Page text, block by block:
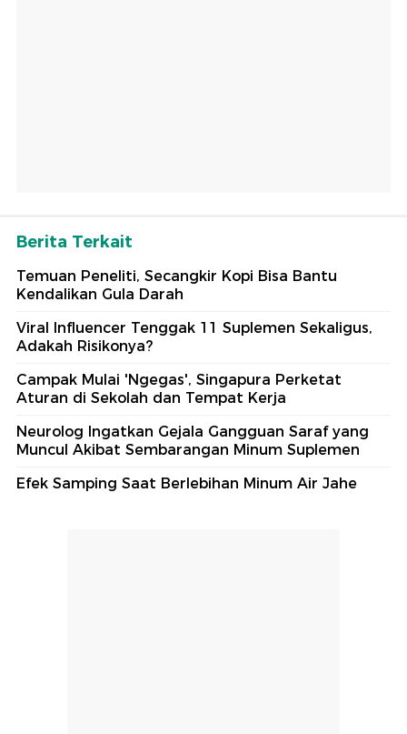
Berita Terkait
Temuan Peneliti, Secangkir Kopi Bisa Bantu
Kendalikan Gula Darah
Viral Influencer Tenggak 11 Suplemen Sekaligus,
Adakah Risikonya?
Campak Mulai 'Ngegas', Singapura Perketat
Aturan di Sekolah dan Tempat Kerja
Neurolog Ingatkan Gejala Gangguan Saraf yang
Muncul Akibat Sembarangan Minum Suplemen
Efek Samping Saat Berlebihan Minum Air Jahe